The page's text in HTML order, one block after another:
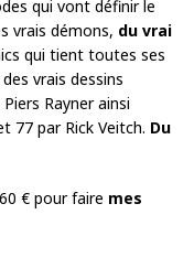
qui vont définir le
vrais démons, du vrai
qui tient toutes ses
vrais dessins
Rayner ainsi
77 par Rick Veitch. Du
€ pour faire mes